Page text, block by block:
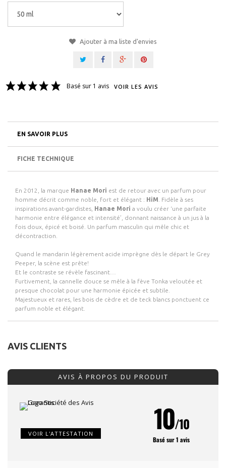
Ajouter à ma liste d'envies
Basé sur 1 avis VOIR LES AVIS
EN SAVOIR PLUS
FICHE TECHNIQUE
En 2012, la marque Hanae Mori est de retour avec un parfum pour
homme décrit comme noble, fort et élégant : HiM . Fidèle à ses
inspirations avant-gardistes, Hanae Mori a voulu créer ‘une parfaite
harmonie entre élégance et intensité’, donnant naissance à un jus à la
fois doux, épicé et boisé. Un parfum masculin qui mêle chic et
décontraction.
Quand le mandarin légèrement acide imprègne dès le départ le Grey
Peeper, la scène est prête!
Et le contraste se révèle fascinant…
Furtivement, la cannelle douce se mêle à la fève Tonka veloutée et
presque chocolat pour une harmonie épicée et subtile.
Majestueux et rares, les bois de cèdre et de teck blancs ponctuent ce
parfum noble et élégant.
AVIS CLIENTS
AVIS À PROPOS DU PRODUIT
VOIR L'ATTESTATION 10/10
Basé sur 1 avis